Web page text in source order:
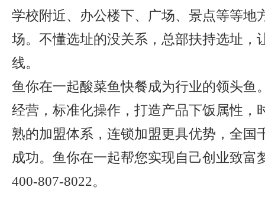
学校附近、办公楼下、广场、景点等等地
场。不懂选址的没关系，总部扶持选址，
线。
鱼你在一起酸菜鱼快餐成为行业的领头鱼
经营，标准化操作，打造产品下饭属性，
熟的加盟体系，连锁加盟更具优势，全国
成功。鱼你在一起帮您实现自己创业致富
400-807-8022。